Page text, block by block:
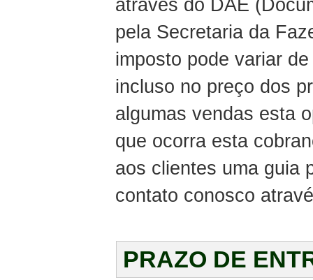
através do DAE
pela Secretaria da
imposto pode variar
incluso no preço dos
algumas vendas esta
que ocorra esta
aos clientes uma guia
contato conosco
PRAZO DE